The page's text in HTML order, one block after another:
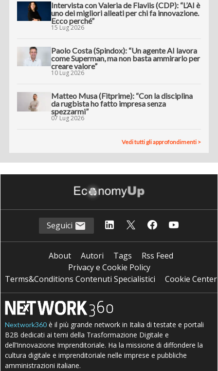
Intervista con Valeria de Flaviis (CDP): “L’AI è
uno dei migliori alleati per chi fa innovazione.
Ecco perché”
15 Lug 2026
Paolo Costa (Spindox): “Un agente AI lavora
come Superman, ma non basta ammirarlo per
creare valore”
10 Lug 2026
Matteo Musa (Fitprime): “Con la disciplina
da rugbista ho fatto impresa senza
spezzarmi”
07 Lug 2026
Vedi tutti gli approfondimenti >
Seguici
About Autori Tags
Rss Feed
Privacy e Cookie Policy
Terms&Conditions Contenuti Specialistici
Cookie Center
Nextwork360 è il più grande network in Italia di testate e portali
B2B dedicati ai temi della Trasformazione Digitale e
dell’Innovazione Imprenditoriale. Ha la missione di diffondere la
cultura digitale e imprenditoriale nelle imprese e pubbliche
amministrazioni italiane.